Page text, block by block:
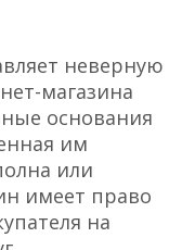
неверную
магазина
основания
им
или
имеет право
на